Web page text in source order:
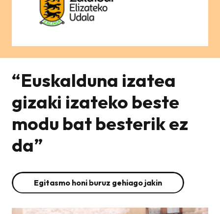
“Euskalduna izatea
gizaki izateko beste
modu bat besterik ez
da”
Egitasmo honi buruz gehiago jakin